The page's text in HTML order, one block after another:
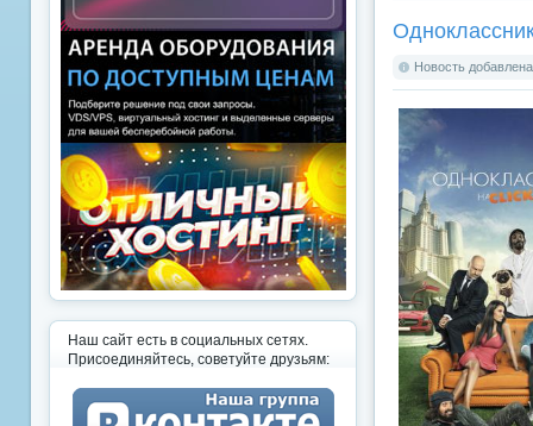
Новость
Наш сайт есть в социальных сетях.
Присоединяйтесь, советуйте друзьям: